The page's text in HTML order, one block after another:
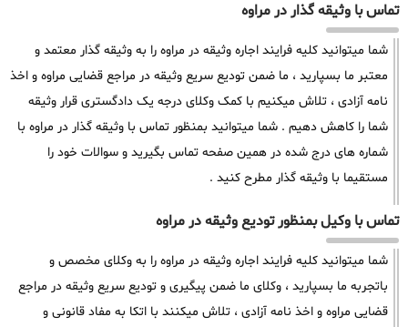
تماس با وثیقه گذار در مراوه
شما میتوانید کلیه فرایند اجاره وثیقه در مراوه را به وثیقه گذار معتمد و
معتبر ما بسپارید ، ما ضمن تودیع سریع وثیقه در مراجع قضایی مراوه و اخذ
نامه آزادی ، تلاش میکنیم با کمک وکلای درجه یک دادگستری قرار وثیقه
شما را کاهش دهیم . شما میتوانید بمنظور تماس با وثیقه گذار در مراوه با
شماره های درج شده در همین صفحه تماس بگیرید و سوالات خود را
مستقیما با وثیقه گذار مطرح کنید .
تماس با وکیل بمنظور تودیع وثیقه در مراوه
شما میتوانید کلیه فرایند اجاره وثیقه در مراوه را به وکلای مخصص و
باتجربه ما بسپارید ، وکلای ما ضمن پیگیری و تودیع سریع وثیقه در مراجع
قضایی مراوه و اخذ نامه آزادی ، تلاش میکنند با اتکا به مفاد قانونی و